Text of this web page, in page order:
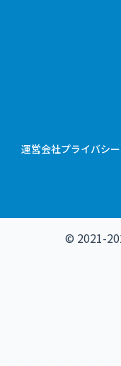
運営会社プライバシ
© 2021-